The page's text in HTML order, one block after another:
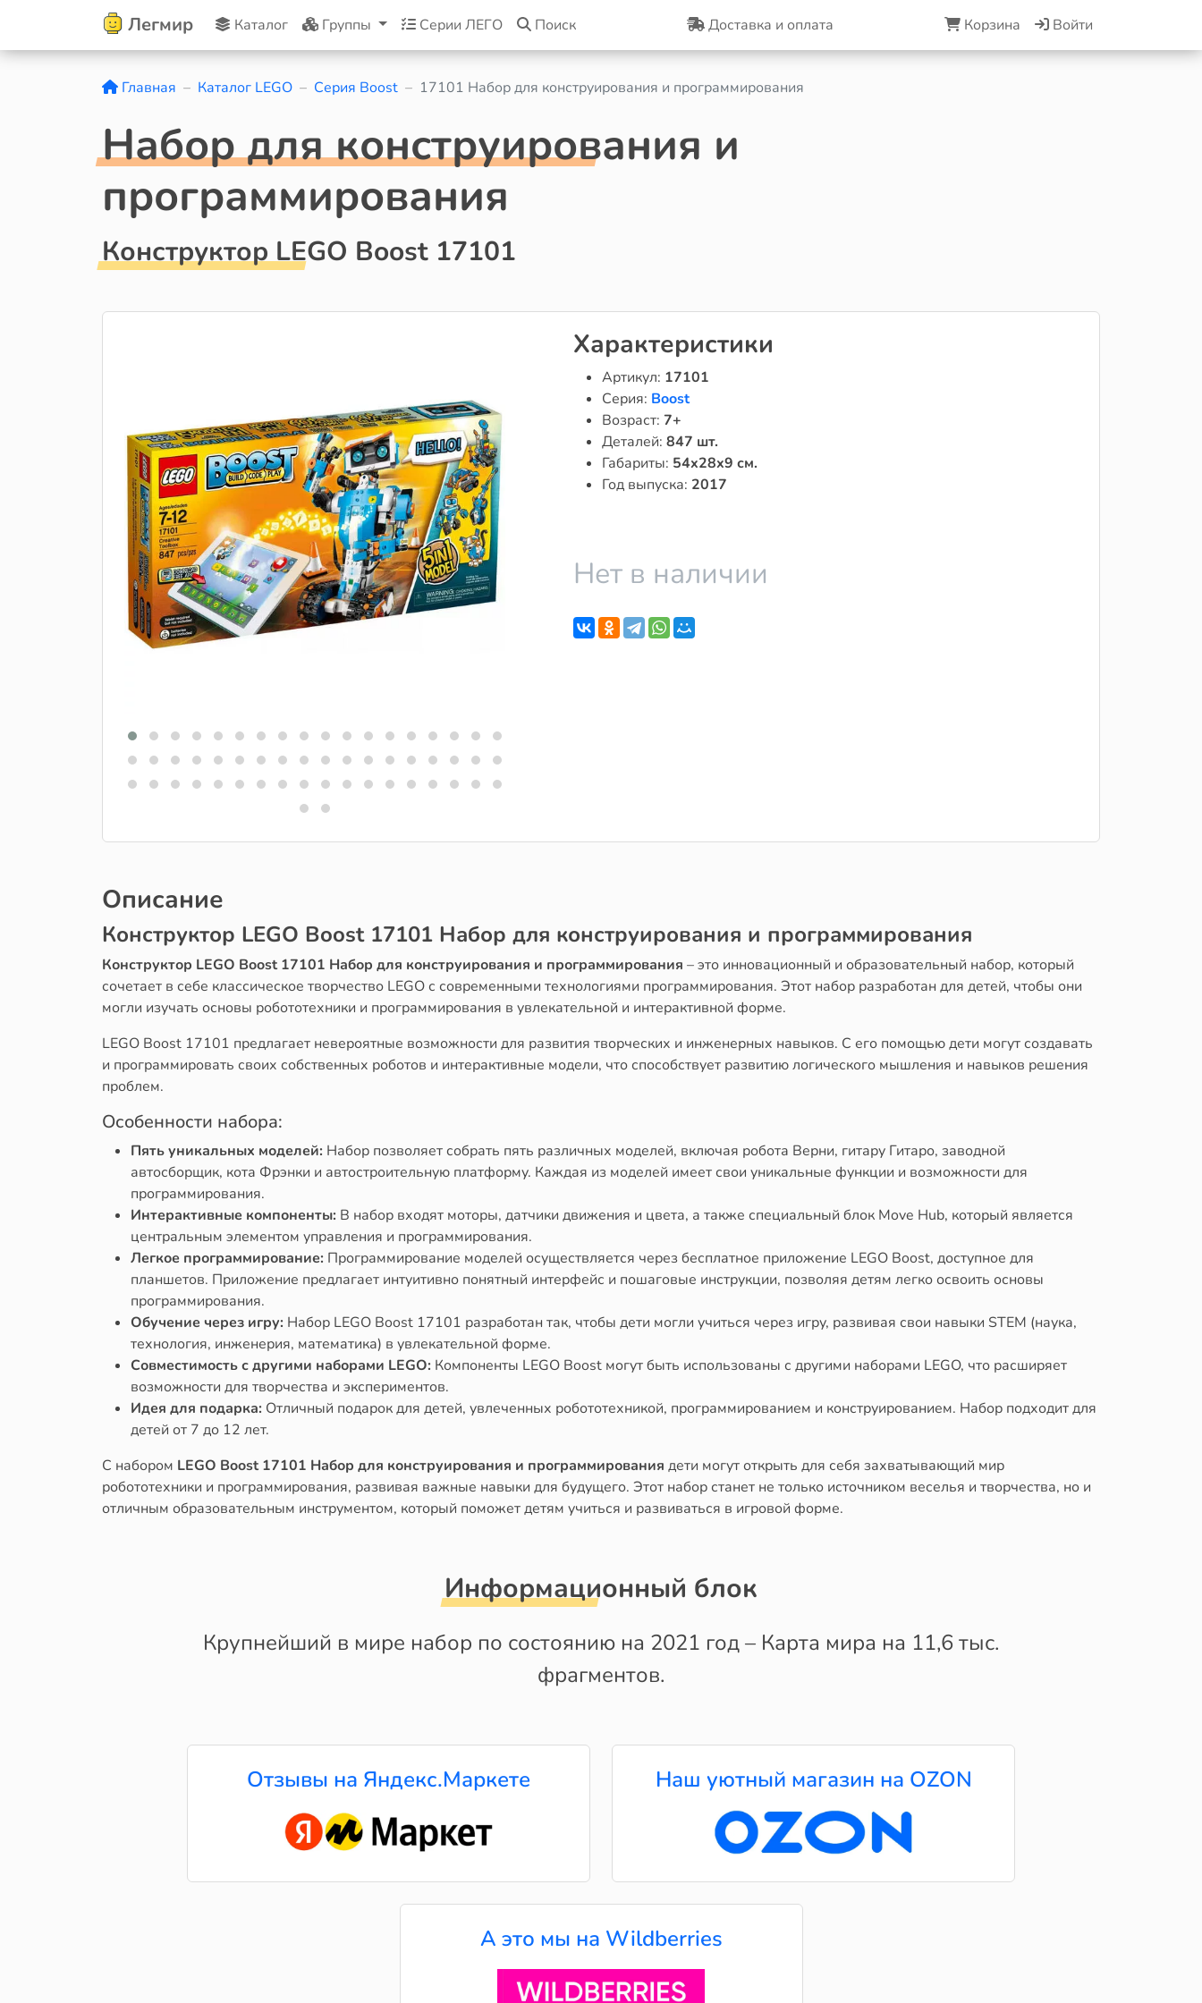
Легмир Каталог Группы Серии ЛЕГО Поиск Доставка и оплата Корзина Войти
Главная Каталог LEGO Серия Boost 17101 Набор для конструирования и программирования
Набор для конструирования и
программирования
Конструктор LEGO Boost 17101
Характеристики
Артикул: 17101
Серия: Boost
Возраст: 7+
Деталей: 847 шт.
Габариты: 54x28x9 см.
Год выпуска: 2017
Нет в наличии
Описание
Конструктор LEGO Boost 17101 Набор для конструирования и программирования
Конструктор LEGO Boost 17101 Набор для конструирования и программирования – это инновационный и образовательный набор, который
сочетает в себе классическое творчество LEGO с современными технологиями программирования. Этот набор разработан для детей, чтобы они
могли изучать основы робототехники и программирования в увлекательной и интерактивной форме.
LEGO Boost 17101 предлагает невероятные возможности для развития творческих и инженерных навыков. С его помощью дети могут создавать
и программировать своих собственных роботов и интерактивные модели, что способствует развитию логического мышления и навыков решения
проблем.
Особенности набора:
Пять уникальных моделей: Набор позволяет собрать пять различных моделей, включая робота Верни, гитару Гитаро, заводной
автосборщик, кота Фрэнки и автостроительную платформу. Каждая из моделей имеет свои уникальные функции и возможности для
программирования.
Интерактивные компоненты: В набор входят моторы, датчики движения и цвета, а также специальный блок Move Hub, который является
центральным элементом управления и программирования.
Легкое программирование: Программирование моделей осуществляется через бесплатное приложение LEGO Boost, доступное для
планшетов. Приложение предлагает интуитивно понятный интерфейс и пошаговые инструкции, позволяя детям легко освоить основы
программирования.
Обучение через игру: Набор LEGO Boost 17101 разработан так, чтобы дети могли учиться через игру, развивая свои навыки STEM (наука,
технология, инженерия, математика) в увлекательной форме.
Совместимость с другими наборами LEGO: Компоненты LEGO Boost могут быть использованы с другими наборами LEGO, что расширяет
возможности для творчества и экспериментов.
Идея для подарка: Отличный подарок для детей, увлеченных робототехникой, программированием и конструированием. Набор подходит для
детей от 7 до 12 лет.
С набором LEGO Boost 17101 Набор для конструирования и программирования дети могут открыть для себя захватывающий мир
робототехники и программирования, развивая важные навыки для будущего. Этот набор станет не только источником веселья и творчества, но и
отличным образовательным инструментом, который поможет детям учиться и развиваться в игровой форме.
Информационный блок
Крупнейший в мире набор по состоянию на 2021 год – Карта мира на 11,6 тыс.
фрагментов.
Отзывы на Яндекс.Маркете Наш уютный магазин на OZON
А это мы на Wildberries